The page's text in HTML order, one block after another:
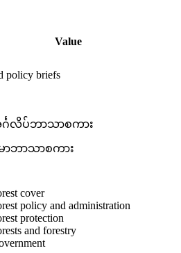
Value
policy briefs
ဂလိပ်ဘာသာစကား
ာဘာသာစကား
cover
policy and administration
protection
and forestry